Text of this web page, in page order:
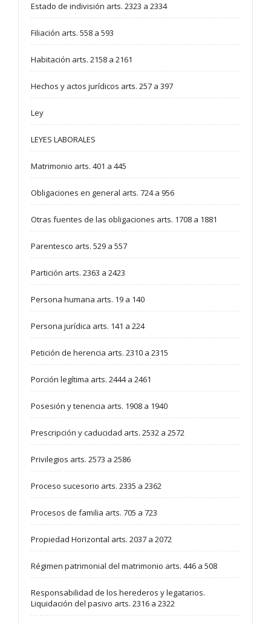
Estado de indivisión arts. 2323 a 2334
Filiación arts. 558 a 593
Habitación arts. 2158 a 2161
Hechos y actos jurídicos arts. 257 a 397
Ley
LEYES LABORALES
Matrimonio arts. 401 a 445
Obligaciones en general arts. 724 a 956
Otras fuentes de las obligaciones arts. 1708 a 1881
Parentesco arts. 529 a 557
Partición arts. 2363 a 2423
Persona humana arts. 19 a 140
Persona jurídica arts. 141 a 224
Petición de herencia arts. 2310 a 2315
Porción legítima arts. 2444 a 2461
Posesión y tenencia arts. 1908 a 1940
Prescripción y caducidad arts. 2532 a 2572
Privilegios arts. 2573 a 2586
Proceso sucesorio arts. 2335 a 2362
Procesos de familia arts. 705 a 723
Propiedad Horizontal arts. 2037 a 2072
Régimen patrimonial del matrimonio arts. 446 a 508
Responsabilidad de los herederos y legatarios.
Liquidación del pasivo arts. 2316 a 2322